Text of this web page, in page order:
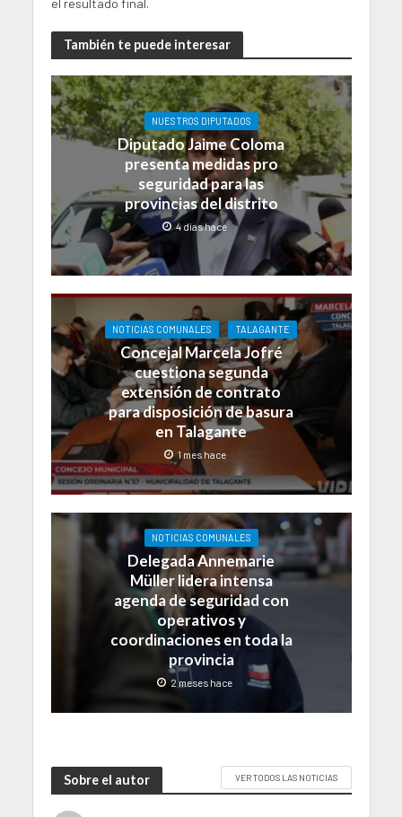
el resultado final.
También te puede interesar
NUESTROS DIPUTADOS
Diputado Jaime Coloma
presenta medidas pro
seguridad para las
provincias del distrito
4 días hace
NOTICIAS COMUNALES TALAGANTE
Concejal Marcela Jofré
cuestiona segunda
extensión de contrato
para disposición de basura
en Talagante
1 mes hace
NOTICIAS COMUNALES
Delegada Annemarie
Müller lidera intensa
agenda de seguridad con
operativos y
coordinaciones en toda la
provincia
2 meses hace
Sobre el autor VER TODOS LAS NOTICIAS